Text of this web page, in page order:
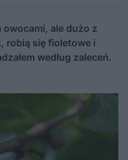
ale dużo z
robią się fioletowe i
według zaleceń.